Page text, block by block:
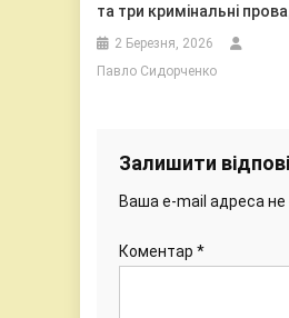
та три кримінальні
2 Березня, 2026
Павло Сидорченко
Залишити
Ваша e-mail адреса
Коментар *